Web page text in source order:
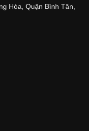
Hòa, Quận Bình Tân,